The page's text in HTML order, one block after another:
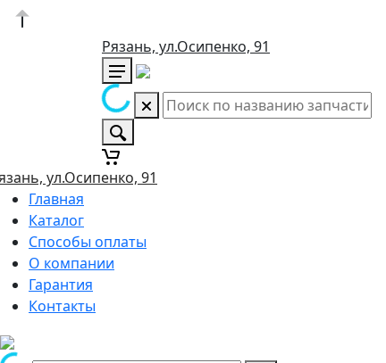
Рязань, ул.Осипенко, 91
ул.Осипенко, 91
Главная
Каталог
Способы оплаты
О компании
Гарантия
Контакты